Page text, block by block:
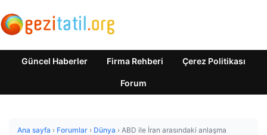
Güncel Haberler Firma Rehberi Çerez Politikası
Forum
Ana sayfa › Forumlar › Dünya › ABD ile İran arasındaki anlaşma